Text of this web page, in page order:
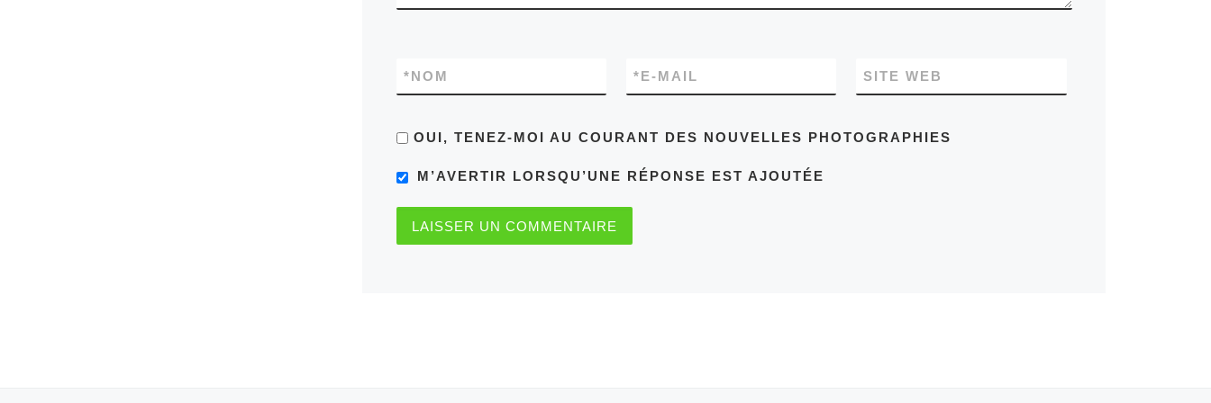
NOM
* E-MAIL
* SITE WEB
OUI, TENEZ-MOI AU COURANT DES NOUVELLES PHOTOGRAPHIES
M’AVERTIR LORSQU’UNE RÉPONSE EST AJOUTÉE